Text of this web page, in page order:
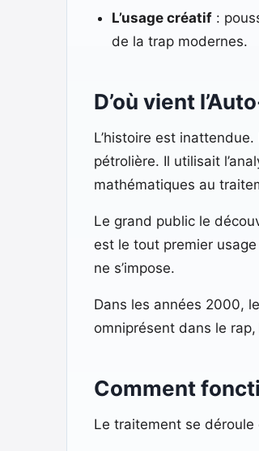
L’usage créatif:
de la trap modernes.
D’où vient
L’histoire est
pétrolière. Il utilisait
mathématiques au
Le grand public le
est le tout premier
ne s’impose.
Dans les années 2000,
omniprésent dans le
Comment
Le traitement se